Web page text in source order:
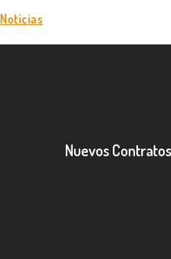
Noticias
Nuevos